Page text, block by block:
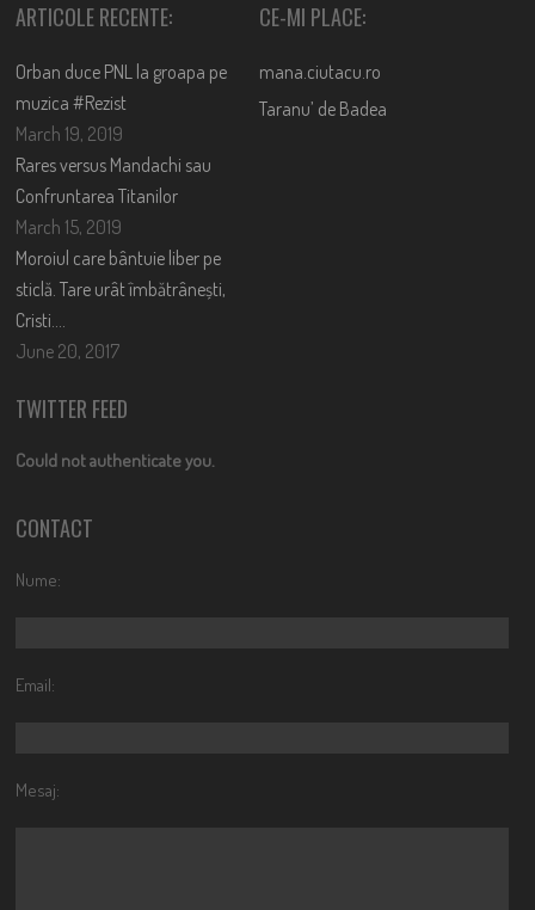
ARTICOLE RECENTE:
Orban duce PNL la groapa pe
muzica #Rezist
March 19, 2019
Rares versus Mandachi sau
Confruntarea Titanilor
March 15, 2019
Moroiul care bântuie liber pe
sticlă. Tare urât îmbătrânești,
Cristi….
June 20, 2017
CE-MI PLACE:
mana.ciutacu.ro
Taranu’ de Badea
TWITTER FEED
Could not authenticate you.
CONTACT
Nume:
Email:
Mesaj: